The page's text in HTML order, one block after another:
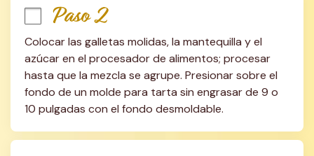
Paso 2
Colocar las galletas molidas, la mantequilla y el
azúcar en el procesador de alimentos; procesar
hasta que la mezcla se agrupe. Presionar sobre el
fondo de un molde para tarta sin engrasar de 9 o
10 pulgadas con el fondo desmoldable.